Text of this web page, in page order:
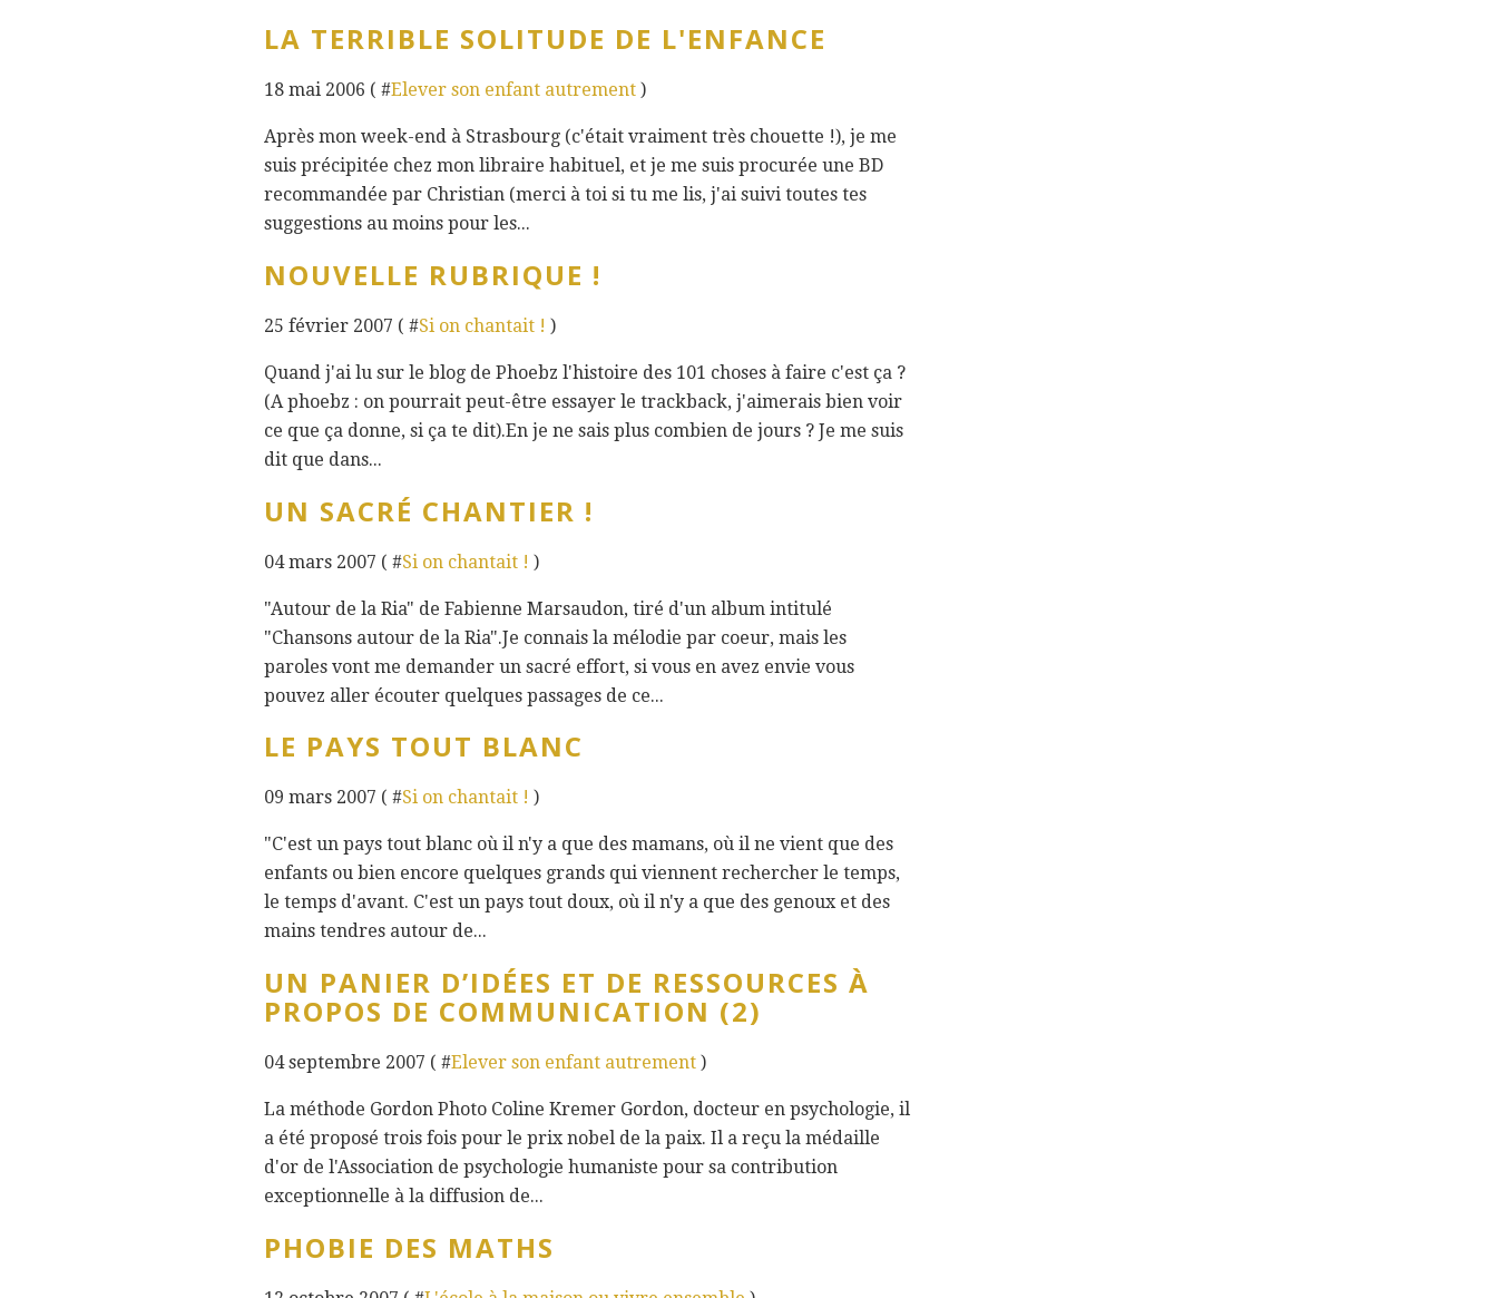
LA TERRIBLE SOLITUDE DE L'ENFANCE
18 mai 2006 ( #Elever son enfant autrement )
Après mon week-end à Strasbourg (c'était vraiment très chouette !), je me
suis précipitée chez mon libraire habituel, et je me suis procurée une BD
recommandée par Christian (merci à toi si tu me lis, j'ai suivi toutes tes
suggestions au moins pour les...
NOUVELLE RUBRIQUE !
25 février 2007 ( #Si on chantait ! )
Quand j'ai lu sur le blog de Phoebz l'histoire des 101 choses à faire c'est ça ?
(A phoebz : on pourrait peut-être essayer le trackback, j'aimerais bien voir
ce que ça donne, si ça te dit).En je ne sais plus combien de jours ? Je me suis
dit que dans...
UN SACRÉ CHANTIER !
04 mars 2007 ( #Si on chantait ! )
"Autour de la Ria" de Fabienne Marsaudon, tiré d'un album intitulé
"Chansons autour de la Ria".Je connais la mélodie par coeur, mais les
paroles vont me demander un sacré effort, si vous en avez envie vous
pouvez aller écouter quelques passages de ce...
LE PAYS TOUT BLANC
09 mars 2007 ( #Si on chantait ! )
"C'est un pays tout blanc où il n'y a que des mamans, où il ne vient que des
enfants ou bien encore quelques grands qui viennent rechercher le temps,
le temps d'avant. C'est un pays tout doux, où il n'y a que des genoux et des
mains tendres autour de...
UN PANIER D’IDÉES ET DE RESSOURCES À
PROPOS DE COMMUNICATION (2)
04 septembre 2007 ( #Elever son enfant autrement )
La méthode Gordon Photo Coline Kremer Gordon, docteur en psychologie, il
a été proposé trois fois pour le prix nobel de la paix. Il a reçu la médaille
d'or de l'Association de psychologie humaniste pour sa contribution
exceptionnelle à la diffusion de...
PHOBIE DES MATHS